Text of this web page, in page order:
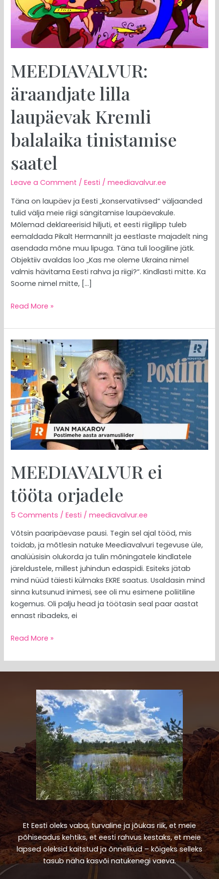
MEEDIAVALVUR:
äraandjate lilla
laupäevak Kremli
balalaika tinistamise
saatel
Leave a Comment /Eesti /meediavalvur.ee
Täna on laupäev ja Eesti „konservatiivsed“ väljaanded
tulid välja meie riigi sängitamise laupäevakule.
Mõlemad deklareerisid hiljuti, et eesti riigilipp tuleb
eemaldada Pikalt Hermannilt ja eestlaste majadelt ning
asendada mõne muu lipuga. Täna tuli loogiline jätk.
Objektiiv avaldas loo „Kas me oleme Ukraina nimel
valmis hävitama Eesti rahva ja riigi?“. Kindlasti mitte. Ka
Soome nimel mitte, […]
saatel
Read More »
MEEDIAVALVUR ei
tööta orjadele
5 Comments /Eesti /meediavalvur.ee
Võtsin paaripäevase pausi. Tegin sel ajal tööd, mis
toidab, ja mõtlesin natuke Meediavalvuri tegevuse üle,
analüüsisin olukorda ja tulin mõningatele kindlatele
järeldustele, millest juhindun edaspidi. Esiteks jätab
mind nüüd täiesti külmaks EKRE saatus. Usaldasin mind
sinna kutsunud inimesi, see oli mu esimene poliitiline
kogemus. Oli palju head ja töötasin seal paar aastat
ennast ribadeks, ei
MEEDIAVALVUR
ei
tööta
orjadele
Read More »
Et Eesti oleks vaba, turvaline ja jõukas riik, et meie
põhiseadus kehtiks, et eesti rahvus kestaks, et meie
lapsed oleksid kaitstud ja õnnelikud – kõigeks selleks
tasub näha kasvõi natukenegi vaeva.